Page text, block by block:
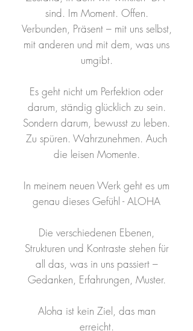
sind. Im Moment. Offen.
Verbunden, Präsent – mit uns selbst,
mit anderen und mit dem, was uns
umgibt.
Es geht nicht um Perfektion oder
darum, ständig glücklich zu sein.
Sondern darum, bewusst zu leben.
Zu spüren. Wahrzunehmen. Auch
die leisen Momente.
In meinem neuen Werk geht es um
genau dieses Gefühl - ALOHA
Die verschiedenen Ebenen,
Strukturen und Kontraste stehen für
all das, was in uns passiert –
Gedanken, Erfahrungen, Muster.
Aloha ist kein Ziel, das man
erreicht.